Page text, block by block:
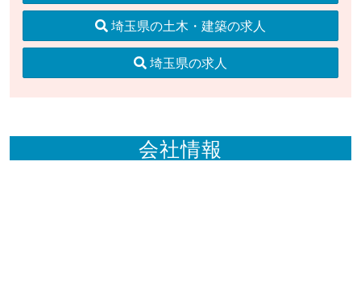
埼玉県の土木・建築の求人
埼玉県の求人
会社情報